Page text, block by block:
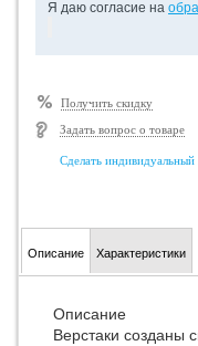
Я даю согласие на
Получить скидку
Задать вопрос о товаре
Сделать индивидуальный
Описание Характеристики
Описание
Верстаки созданы